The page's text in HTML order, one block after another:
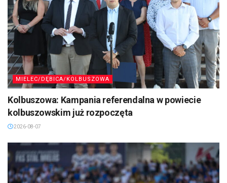
MIELEC/DĘBICA/KOLBUSZOWA
Kolbuszowa: Kampania referendalna w powiecie
kolbuszowskim już rozpoczęta
2026-08-07